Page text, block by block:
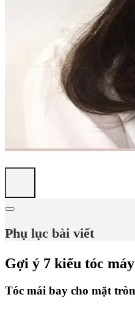
Phụ lục bài viết
Gợi ý 7 kiểu tóc
Tóc mái bay cho mặt